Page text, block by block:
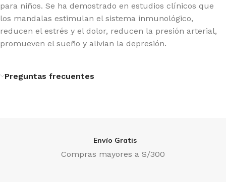
para niños. Se ha demostrado en estudios clínicos que
los mandalas estimulan el sistema inmunológico,
reducen el estrés y el dolor, reducen la presión arterial,
promueven el sueño y alivian la depresión.
Preguntas frecuentes
Envío Gratis
Compras mayores a S/300